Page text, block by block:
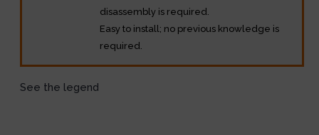
disassembly is required.
Easy to install; no previous knowledge is
required.
See the legend